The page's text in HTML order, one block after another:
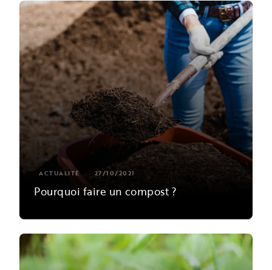
ACTUALITÉ 27/10/2021
Pourquoi faire un compost ?